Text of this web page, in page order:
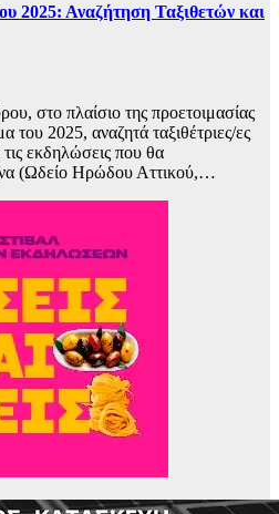
2025: Αναζήτηση Ταξιθετών και
στο πλαίσιο της προετοιμασίας
του 2025, αναζητά ταξιθέτριες/ες
τις εκδηλώσεις που θα
(Ωδείο Ηρώδου Αττικού,…